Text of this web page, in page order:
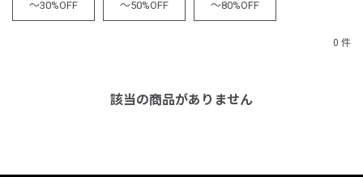
～30%OFF ～50%OFF ～80%OFF
0 件
該当の商品がありません